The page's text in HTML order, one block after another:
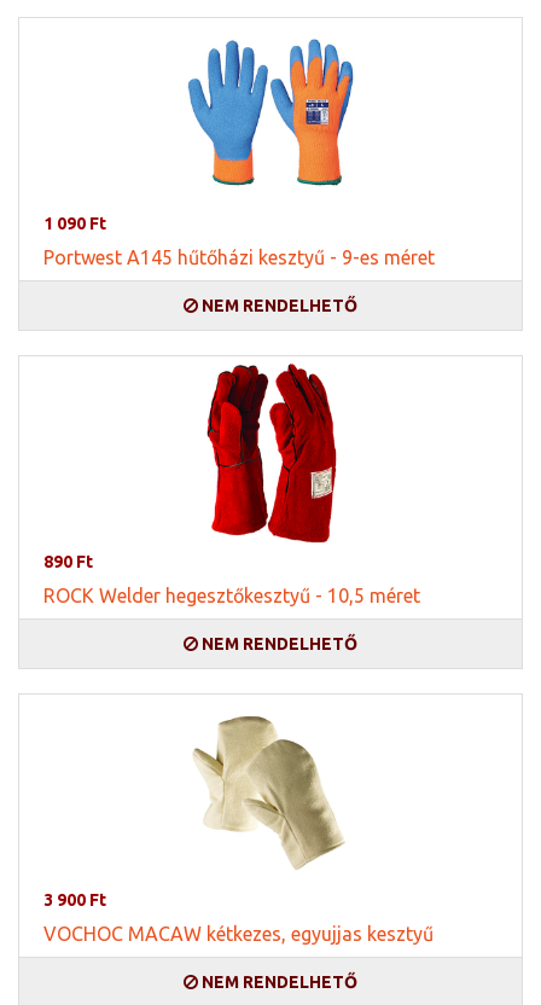
1 090 Ft
Portwest A145 hűtőházi kesztyű - 9-es méret
NEM RENDELHETŐ
890 Ft
ROCK Welder hegesztőkesztyű - 10,5 méret
NEM RENDELHETŐ
3 900 Ft
VOCHOC MACAW kétkezes, egyujjas kesztyű
NEM RENDELHETŐ